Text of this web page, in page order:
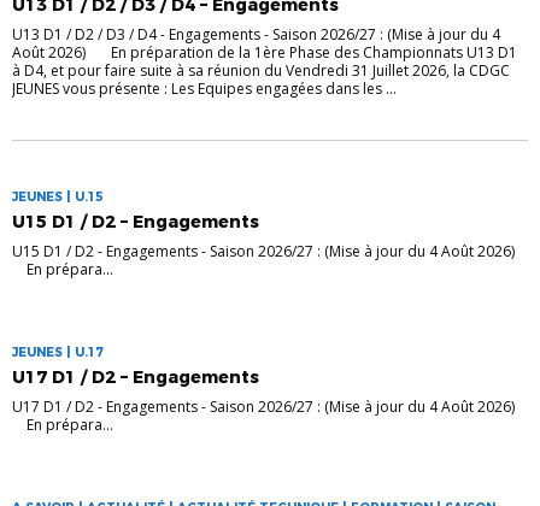
U13 D1 / D2 / D3 / D4 – Engagements
U13 D1 / D2 / D3 / D4 - Engagements - Saison 2026/27 : (Mise à jour du 4
Août 2026) En préparation de la 1ère Phase des Championnats U13 D1
à D4, et pour faire suite à sa réunion du Vendredi 31 Juillet 2026, la CDGC
JEUNES vous présente : Les Equipes engagées dans les ...
JEUNES | U.15
U15 D1 / D2 – Engagements
U15 D1 / D2 - Engagements - Saison 2026/27 : (Mise à jour du 4 Août 2026)
En prépara...
JEUNES | U.17
U17 D1 / D2 – Engagements
U17 D1 / D2 - Engagements - Saison 2026/27 : (Mise à jour du 4 Août 2026)
En prépara...